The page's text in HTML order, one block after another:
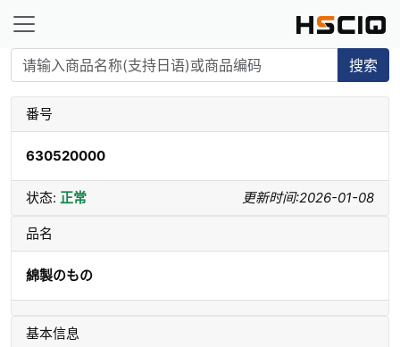
搜索
番号
630520000
状态: 正常 更新时间:2026-01-08
品名
綿製のもの
基本信息